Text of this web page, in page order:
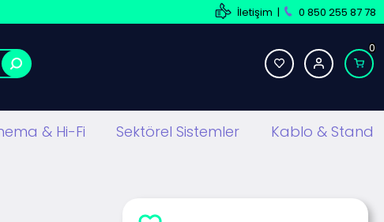
İletişim | 0 850 255 87 78
0
& Hi-Fi Sektörel Sistemler Kablo & Stand